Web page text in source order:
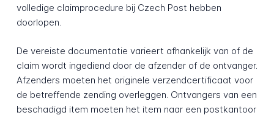
volledige claimprocedure bij Czech Post hebben
doorlopen.
De vereiste documentatie varieert afhankelijk van of de
claim wordt ingediend door de afzender of de ontvanger.
Afzenders moeten het originele verzendcertificaat voor
de betreffende zending overleggen. Ontvangers van een
beschadigd item moeten het item naar een postkantoor